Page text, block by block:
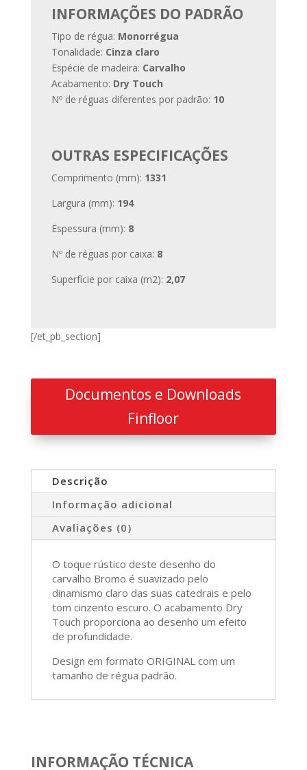
INFORMAÇÕES DO PADRÃO
Tipo de régua: Monorrégua
Tonalidade: Cinza claro
Espécie de madeira: Carvalho
Acabamento: Dry Touch
Nº de réguas diferentes por padrão: 10
OUTRAS ESPECIFICAÇÕES
Comprimento (mm): 1331
Largura (mm): 194
Espessura (mm): 8
Nº de réguas por caixa: 8
Superfície por caixa (m2): 2,07
[/et_pb_section]
Documentos e Downloads
Finfloor
Descrição
Informação adicional
Avaliações (0)
O toque rústico deste desenho do
carvalho Bromo é suavizado pelo
dinamismo claro das suas catedrais e pelo
tom cinzento escuro. O acabamento Dry
Touch proporciona ao desenho um efeito
de profundidade.
Design em formato ORIGINAL com um
tamanho de régua padrão.
INFORMAÇÃO TÉCNICA